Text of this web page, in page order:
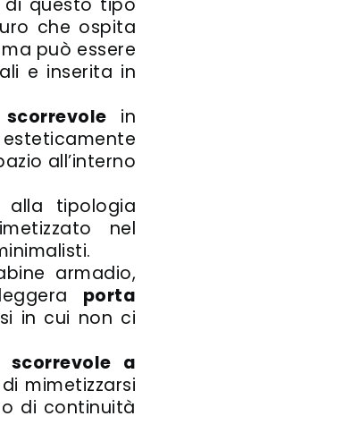
che ospita
può essere
e inserita in
in
all’interno
alla tipologia
nel
armadio,
porta
in cui non ci
scorrevole a
mimetizzarsi
di continuità